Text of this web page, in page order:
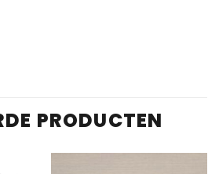
PRODUCTEN